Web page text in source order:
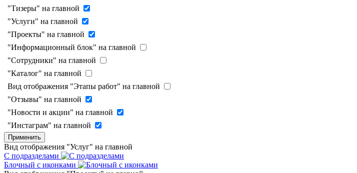
"Тизеры" на главной
"Услуги" на главной
"Проекты" на главной
"Информационный блок" на главной
"Сотрудники" на главной
"Каталог" на главной
Вид отображения "Этапы работ" на главной
"Отзывы" на главной
"Новости и акции" на главной
"Инстаграм" на главной
Применить
Вид отображения "Услуг" на главной
С подразделами
Блочный с иконками